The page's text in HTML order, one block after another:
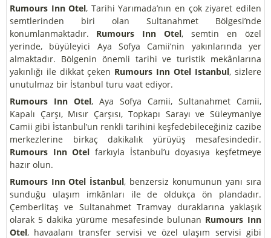
Rumours Inn Otel, Tarihi Yarımada’nın en çok ziyaret edilen
semtlerinden biri olan Sultanahmet Bölgesi’nde
konumlanmaktadır. Rumours Inn Otel, semtin en özel
yerinde, büyüleyici Aya Sofya Camii’nin yakınlarında yer
almaktadır. Bölgenin önemli tarihi ve turistik mekânlarına
yakınlığı ile dikkat çeken Rumours Inn Otel Istanbul, sizlere
unutulmaz bir İstanbul turu vaat ediyor.
Rumours Inn Otel, Aya Sofya Camii, Sultanahmet Camii,
Kapalı Çarşı, Mısır Çarşısı, Topkapı Sarayı ve Süleymaniye
Camii gibi İstanbul’un renkli tarihini keşfedebileceğiniz cazibe
merkezlerine birkaç dakikalık yürüyüş mesafesindedir.
Rumours Inn Otel farkıyla İstanbul’u doyasıya keşfetmeye
hazır olun.
Rumours Inn Otel İstanbul, benzersiz konumunun yanı sıra
sunduğu ulaşım imkânları ile de oldukça ön plandadır.
Çemberlitaş ve Sultanahmet Tramvay duraklarına yaklaşık
olarak 5 dakika yürüme mesafesinde bulunan Rumours Inn
Otel, havaalanı transfer servisi ve özel ulaşım servisi gibi